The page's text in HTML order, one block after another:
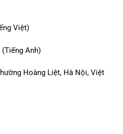
Việt)
Anh)
Hoàng Liệt, Hà Nội, Việt